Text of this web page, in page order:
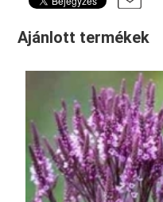
Ajánlott termékek